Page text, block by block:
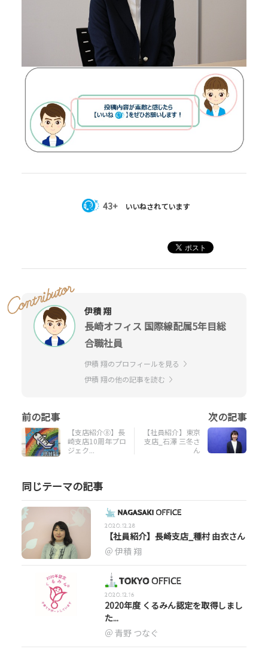
43+ いいねされています
伊積 翔
長崎オフィス 国際線配属5年目総
合職社員
伊積 翔のプロフィールを見る
伊積 翔の他の記事を読む
【支店紹介⑧】長
崎支店10周年プロ
ジェク...
【社員紹介】東京
支店_石澤 三冬さ
ん
同じテーマの記事
2020.12.28
【社員紹介】長崎支店_種村 由衣さん
伊積 翔
2020.12.16
2020年度 くるみん認定を取得しまし
た...
青野 つなぐ